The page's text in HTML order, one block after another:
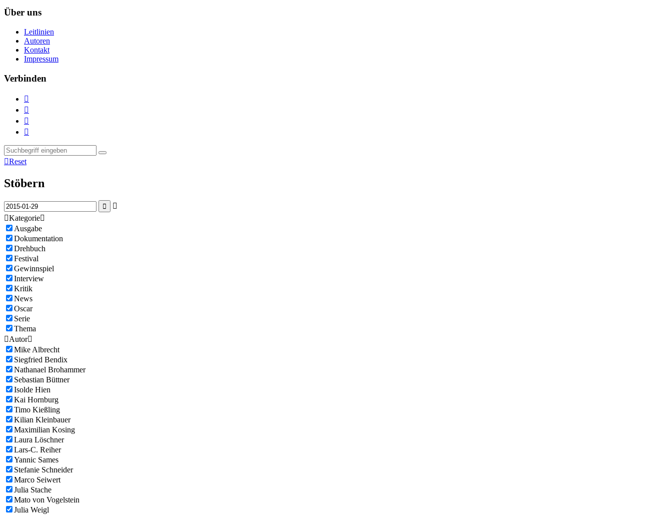
Über uns
Leitlinien
Autoren
Kontakt
Impressum
Verbinden




Reset
Stöbern


Kategorie
Ausgabe
Dokumentation
Drehbuch
Festival
Gewinnspiel
Interview
Kritik
News
Oscar
Serie
Thema
Autor
Mike Albrecht
Siegfried Bendix
Nathanael Brohammer
Sebastian Büttner
Isolde Hien
Kai Hornburg
Timo Kießling
Kilian Kleinbauer
Maximilian Kosing
Laura Löschner
Lars-C. Reiher
Yannic Sames
Stefanie Schneider
Marco Seiwert
Julia Stache
Mato von Vogelstein
Julia Weigl